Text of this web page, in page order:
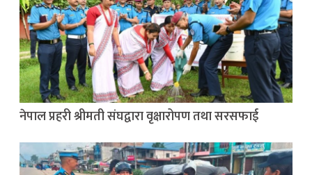
नेपाल प्रहरी श्रीमती संघद्वारा वृक्षारोपण तथा सरसफाई